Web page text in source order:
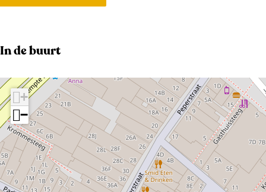
In de buurt
+
−